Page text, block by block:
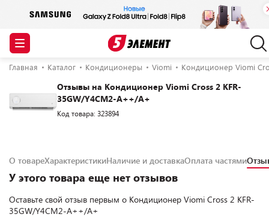
Главная Каталог Кондиционеры Viomi Кондиционер Viomi
Отзывы на Кондиционер Viomi Cross 2 KFR-
35GW/Y4CM2-A++/A+
Код товара: 323894
О товареХарактеристикиНаличие и доставкаОплата частями
У этого товара еще нет отзывов
Оставьте свой отзыв первым о Кондиционер Viomi Cross 2 KFR-
35GW/Y4CM2-A++/A+